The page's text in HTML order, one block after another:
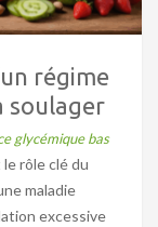
régime
soulager
glycémique bas
rôle clé du
maladie
excessive